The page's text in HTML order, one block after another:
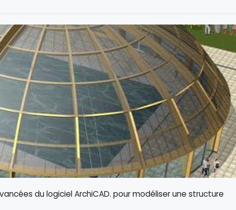
du logiciel ArchiCAD. pour modéliser une structure